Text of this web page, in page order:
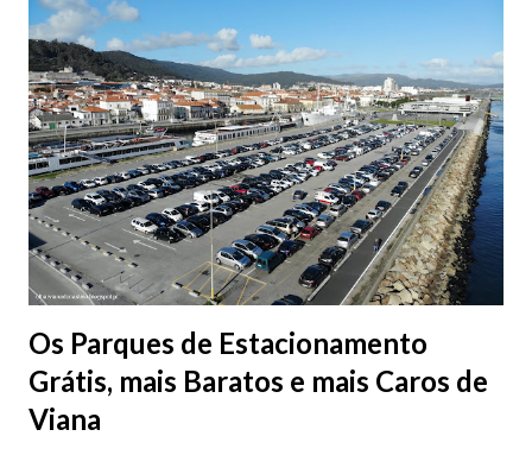
Os Parques de Estacionamento
Grátis, mais Baratos e mais Caros de
Viana